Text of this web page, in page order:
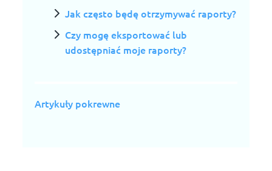
Jak często będę otrzymywać raporty?
Czy mogę eksportować lub
udostępniać moje raporty?
Artykuły pokrewne